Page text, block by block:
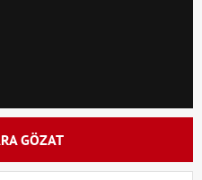
GÖZAT